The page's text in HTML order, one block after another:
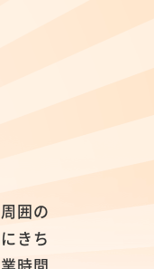
囲の
きち